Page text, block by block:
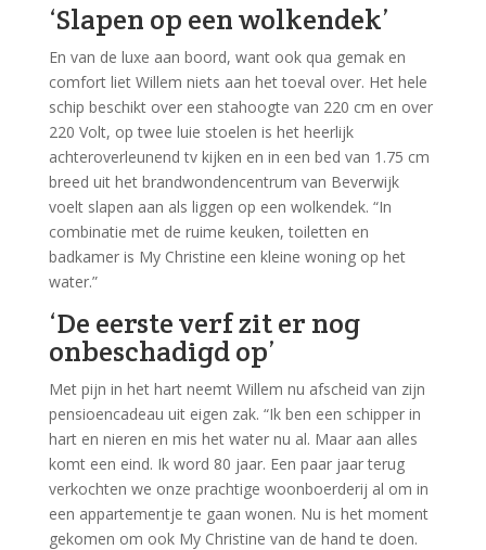
‘Slapen op een wolkendek’
En van de luxe aan boord, want ook qua gemak en
comfort liet Willem niets aan het toeval over. Het hele
schip beschikt over een stahoogte van 220 cm en over
220 Volt, op twee luie stoelen is het heerlijk
achteroverleunend tv kijken en in een bed van 1.75 cm
breed uit het brandwondencentrum van Beverwijk
voelt slapen aan als liggen op een wolkendek. “In
combinatie met de ruime keuken, toiletten en
badkamer is My Christine een kleine woning op het
water.”
‘De eerste verf zit er nog
onbeschadigd op’
Met pijn in het hart neemt Willem nu afscheid van zijn
pensioencadeau uit eigen zak. “Ik ben een schipper in
hart en nieren en mis het water nu al. Maar aan alles
komt een eind. Ik word 80 jaar. Een paar jaar terug
verkochten we onze prachtige woonboerderij al om in
een appartementje te gaan wonen. Nu is het moment
gekomen om ook My Christine van de hand te doen.